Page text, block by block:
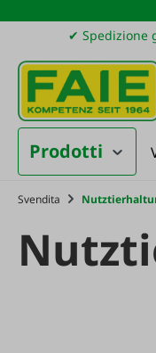
al contenuto
Salta alla ricerca
Passa alla
✔ Spedizione
Prodotti
Svendita